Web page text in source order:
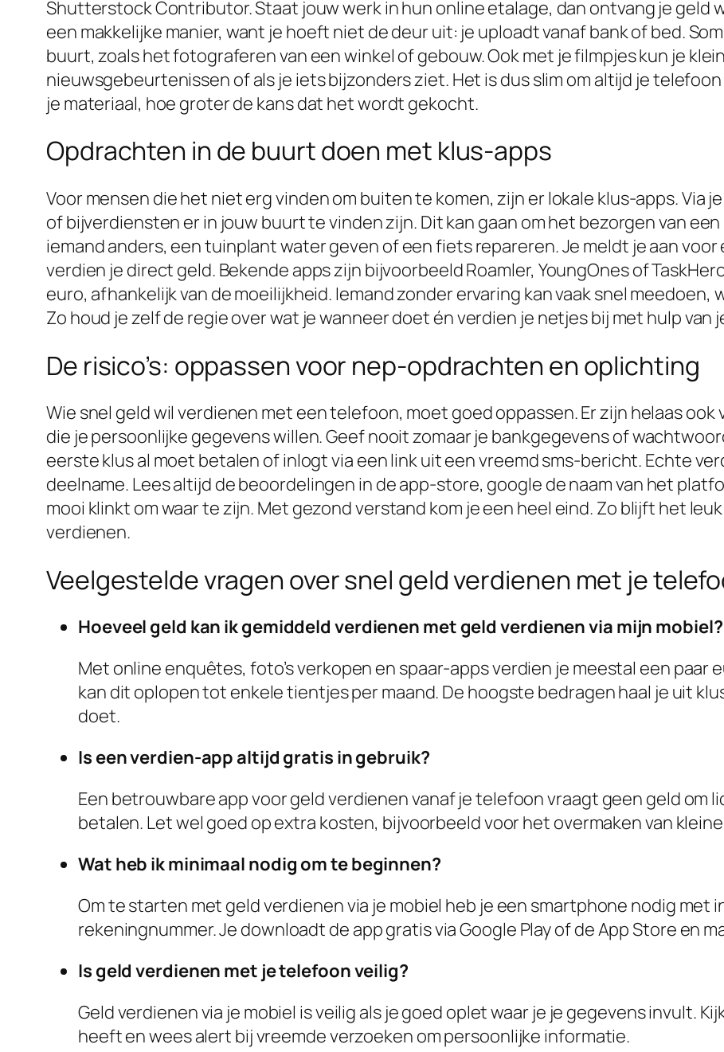
Shutterstock Contributor. Staat jouw werk in hun online etalage, dan ontvang je geld
een makkelijke manier, want je hoeft niet de deur uit: je uploadt vanaf bank of bed.
buurt, zoals het fotograferen van een winkel of gebouw. Ook met je filmpjes kun je
nieuwsgebeurtenissen of als je iets bijzonders ziet. Het is dus slim om altijd je
je materiaal, hoe groter de kans dat het wordt gekocht.
Opdrachten in de buurt doen met klus-apps
Voor mensen die het niet erg vinden om buiten te komen, zijn er lokale klus-apps. Via
of bijverdiensten er in jouw buurt te vinden zijn. Dit kan gaan om het bezorgen van
iemand anders, een tuinplant water geven of een fiets repareren. Je meldt je aan
verdien je direct geld. Bekende apps zijn bijvoorbeeld Roamler, YoungOnes of
euro, afhankelijk van de moeilijkheid. Iemand zonder ervaring kan vaak snel
Zo houd je zelf de regie over wat je wanneer doet én verdien je netjes bij met hulp van
De risico’s: oppassen voor nep-opdrachten en oplichting
Wie snel geld wil verdienen met een telefoon, moet goed oppassen. Er zijn helaas
die je persoonlijke gegevens willen. Geef nooit zomaar je bankgegevens of
eerste klus al moet betalen of inlogt via een link uit een vreemd sms-bericht. Echte
deelname. Lees altijd de beoordelingen in de app-store, google de naam van het
mooi klinkt om waar te zijn. Met gezond verstand kom je een heel eind. Zo blijft het
verdienen.
Veelgestelde vragen over snel geld verdienen met je
Hoeveel geld kan ik gemiddeld verdienen met geld verdienen via mijn mobiel?
Met online enquêtes, foto’s verkopen en spaar-apps verdien je meestal een paar
kan dit oplopen tot enkele tientjes per maand. De hoogste bedragen haal je uit
doet.
Is een verdien-app altijd gratis in gebruik?
Een betrouwbare app voor geld verdienen vanaf je telefoon vraagt geen geld om
betalen. Let wel goed op extra kosten, bijvoorbeeld voor het overmaken van
Wat heb ik minimaal nodig om te beginnen?
Om te starten met geld verdienen via je mobiel heb je een smartphone nodig met
rekeningnummer. Je downloadt de app gratis via Google Play of de App Store en
Is geld verdienen met je telefoon veilig?
Geld verdienen via je mobiel is veilig als je goed oplet waar je je gegevens invult.
heeft en wees alert bij vreemde verzoeken om persoonlijke informatie.